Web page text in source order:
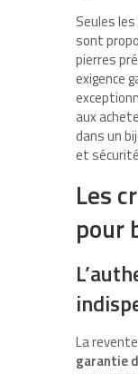
Seules
sont
pierres
exigence
aux
dans un
et
Les
pour
La
garantie